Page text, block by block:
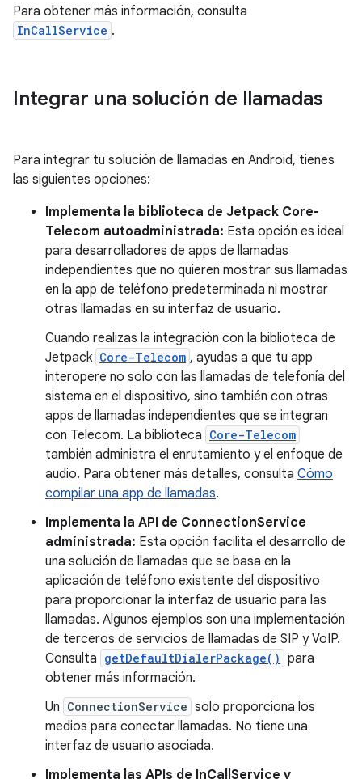
Para obtener más información, consulta
InCallService .
Integrar una solución de llamadas
Para integrar tu solución de llamadas en Android, tienes
las siguientes opciones:
Implementa la biblioteca de Jetpack Core-
Telecom autoadministrada: Esta opción es ideal
para desarrolladores de apps de llamadas
independientes que no quieren mostrar sus llamadas
en la app de teléfono predeterminada ni mostrar
otras llamadas en su interfaz de usuario.
Cuando realizas la integración con la biblioteca de
Jetpack Core-Telecom , ayudas a que tu app
interopere no solo con las llamadas de telefonía del
sistema en el dispositivo, sino también con otras
apps de llamadas independientes que se integran
con Telecom. La biblioteca Core-Telecom
también administra el enrutamiento y el enfoque de
audio. Para obtener más detalles, consulta Cómo
compilar una app de llamadas.
Implementa la API de ConnectionService
administrada: Esta opción facilita el desarrollo de
una solución de llamadas que se basa en la
aplicación de teléfono existente del dispositivo
para proporcionar la interfaz de usuario para las
llamadas. Algunos ejemplos son una implementación
de terceros de servicios de llamadas de SIP y VoIP.
Consulta getDefaultDialerPackage() para
obtener más información.
Un ConnectionService solo proporciona los
medios para conectar llamadas. No tiene una
interfaz de usuario asociada.
Implementa las APIs de InCallService y